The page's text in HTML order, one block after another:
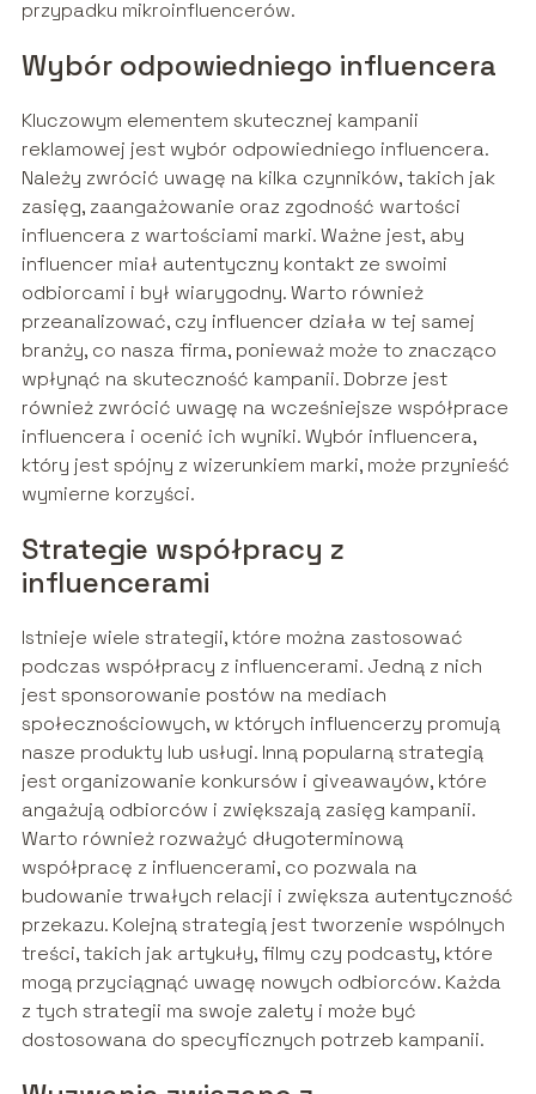
przypadku mikroinfluencerów.
Wybór odpowiedniego influencera
Kluczowym elementem skutecznej kampanii
reklamowej jest wybór odpowiedniego influencera.
Należy zwrócić uwagę na kilka czynników, takich jak
zasięg, zaangażowanie oraz zgodność wartości
influencera z wartościami marki. Ważne jest, aby
influencer miał autentyczny kontakt ze swoimi
odbiorcami i był wiarygodny. Warto również
przeanalizować, czy influencer działa w tej samej
branży, co nasza firma, ponieważ może to znacząco
wpłynąć na skuteczność kampanii. Dobrze jest
również zwrócić uwagę na wcześniejsze współprace
influencera i ocenić ich wyniki. Wybór influencera,
który jest spójny z wizerunkiem marki, może przynieść
wymierne korzyści.
Strategie współpracy z
influencerami
Istnieje wiele strategii, które można zastosować
podczas współpracy z influencerami. Jedną z nich
jest sponsorowanie postów na mediach
społecznościowych, w których influencerzy promują
nasze produkty lub usługi. Inną popularną strategią
jest organizowanie konkursów i giveawayów, które
angażują odbiorców i zwiększają zasięg kampanii.
Warto również rozważyć długoterminową
współpracę z influencerami, co pozwala na
budowanie trwałych relacji i zwiększa autentyczność
przekazu. Kolejną strategią jest tworzenie wspólnych
treści, takich jak artykuły, filmy czy podcasty, które
mogą przyciągnąć uwagę nowych odbiorców. Każda
z tych strategii ma swoje zalety i może być
dostosowana do specyficznych potrzeb kampanii.